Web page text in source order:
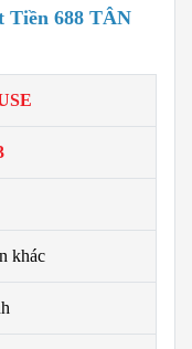
Tiền 688 TÂN
khác